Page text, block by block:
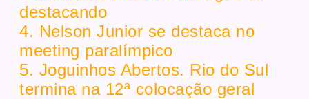
destacando
4. Nelson Junior se destaca no
meeting paralímpico
5. Joguinhos Abertos. Rio do Sul
termina na 12ª colocação geral